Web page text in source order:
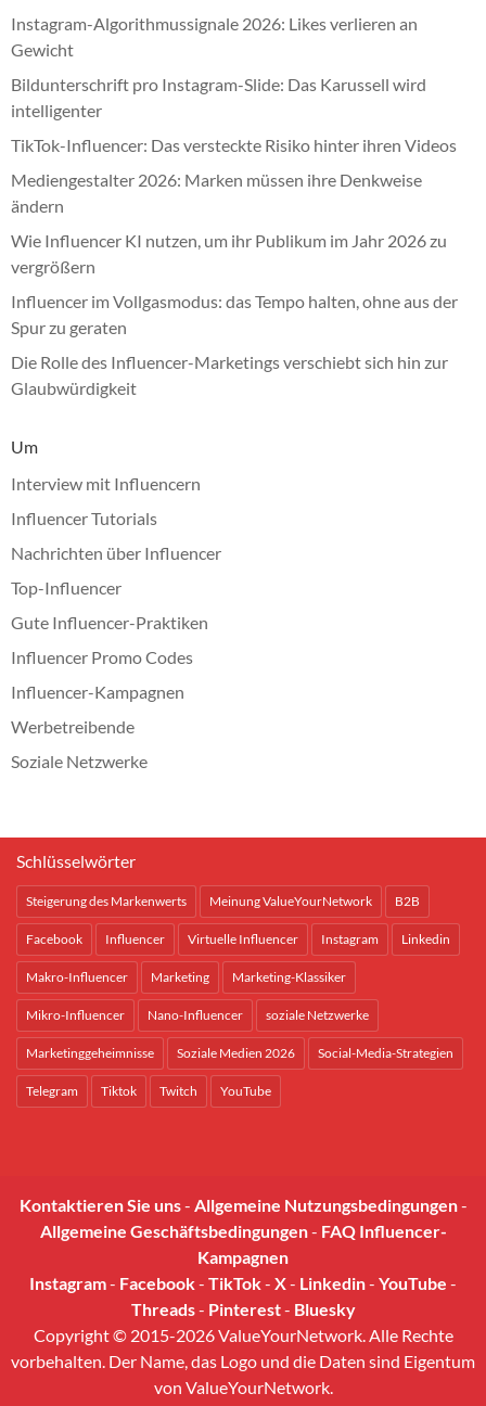
Instagram-Algorithmussignale 2026: Likes verlieren an
Gewicht
Bildunterschrift pro Instagram-Slide: Das Karussell wird
intelligenter
TikTok-Influencer: Das versteckte Risiko hinter ihren Videos
Mediengestalter 2026: Marken müssen ihre Denkweise
ändern
Wie Influencer KI nutzen, um ihr Publikum im Jahr 2026 zu
vergrößern
Influencer im Vollgasmodus: das Tempo halten, ohne aus der
Spur zu geraten
Die Rolle des Influencer-Marketings verschiebt sich hin zur
Glaubwürdigkeit
Um
Interview mit Influencern
Influencer Tutorials
Nachrichten über Influencer
Top-Influencer
Gute Influencer-Praktiken
Influencer Promo Codes
Influencer-Kampagnen
Werbetreibende
Soziale Netzwerke
Schlüsselwörter
Steigerung des Markenwerts Meinung ValueYourNetwork B2B
Facebook Influencer Virtuelle Influencer Instagram Linkedin
Makro-Influencer Marketing Marketing-Klassiker
Mikro-Influencer Nano-Influencer soziale Netzwerke
Marketinggeheimnisse Soziale Medien 2026 Social-Media-Strategien
Telegram Tiktok Twitch YouTube
Kontaktieren Sie uns- Allgemeine Nutzungsbedingungen-
Allgemeine Geschäftsbedingungen- FAQ Influencer-
Kampagnen
Instagram- Facebook- TikTok- X- Linkedin- YouTube -
Threads- Pinterest- Bluesky
Copyright © 2015-2026 ValueYourNetwork. Alle Rechte
vorbehalten. Der Name, das Logo und die Daten sind Eigentum
von ValueYourNetwork.